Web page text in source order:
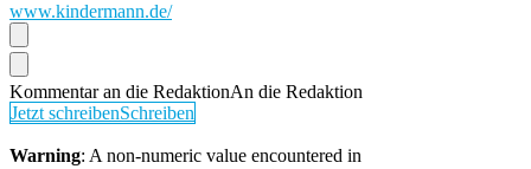
www.kindermann.de/
Kommentar an die RedaktionAn die Redaktion
Jetzt schreibenSchreiben
Warning: A non-numeric value encountered in